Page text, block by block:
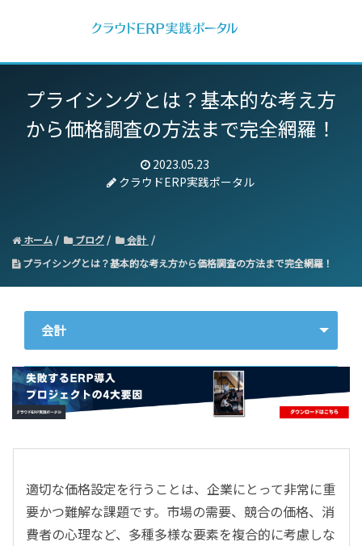
プライシングとは？基本的な考え方
から価格調査の方法まで完全網羅！
2023.05.23
クラウドERP実践ポータル
ホーム ブログ
会計
プライシングとは？基本的な考え方から価格調査の方法まで完全網羅！
会計
ERP
会計
CRM／営業支援／Eコマース
DX（2025年の崖）／クラウドコンピューティング
データ分析／BI
適切な価格設定を行うことは、企業にとって非常に重
要かつ難解な課題です。市場の需要、競合の価格、消
費者の心理など、多種多様な要素を複合的に考慮しな